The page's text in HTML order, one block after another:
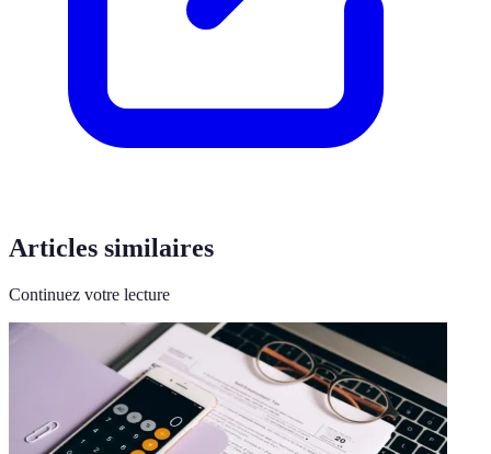
Articles similaires
Continuez votre lecture